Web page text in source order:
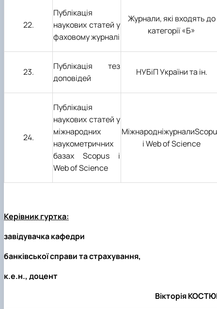
22.
Публікація
наукових статей у
фаховому журналі
Журнали, які входять до
категорії «Б»
23.
Публікація тез
доповідей
НУБіП України та ін.
24.
Публікація
наукових статей у
міжнародних
наукометричних
базах Scopus і
Web of Science
Міжнародніжурнали
іWeb of Science
Керівник гуртка:
завідувачка кафедри
банківської справи та страхування,
к.е.н., доцент
Вікторія